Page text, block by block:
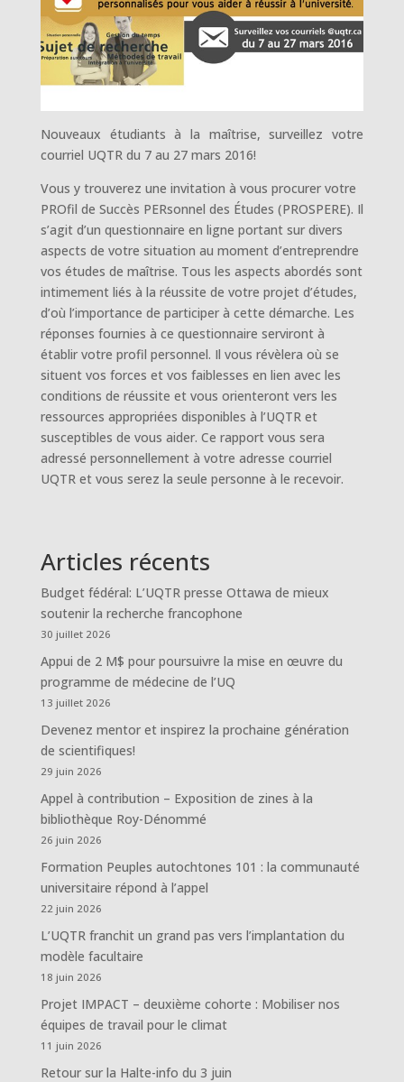
Nouveaux étudiants à la maîtrise, surveillez votre
courriel UQTR du 7 au 27 mars 2016!
Vous y trouverez une invitation à vous procurer votre
PROfil de Succès PERsonnel des Études (PROSPERE). Il
s’agit d’un questionnaire en ligne portant sur divers
aspects de votre situation au moment d’entreprendre
vos études de maîtrise. Tous les aspects abordés sont
intimement liés à la réussite de votre projet d’études,
d’où l’importance de participer à cette démarche. Les
réponses fournies à ce questionnaire serviront à
établir votre profil personnel. Il vous révèlera où se
situent vos forces et vos faiblesses en lien avec les
conditions de réussite et vous orienteront vers les
ressources appropriées disponibles à l’UQTR et
susceptibles de vous aider. Ce rapport vous sera
adressé personnellement à votre adresse courriel
UQTR et vous serez la seule personne à le recevoir.
Articles récents
Budget fédéral: L’UQTR presse Ottawa de mieux
soutenir la recherche francophone
30 juillet 2026
Appui de 2 M$ pour poursuivre la mise en œuvre du
programme de médecine de l’UQ
13 juillet 2026
Devenez mentor et inspirez la prochaine génération
de scientifiques!
29 juin 2026
Appel à contribution – Exposition de zines à la
bibliothèque Roy-Dénommé
26 juin 2026
Formation Peuples autochtones 101 : la communauté
universitaire répond à l’appel
22 juin 2026
L’UQTR franchit un grand pas vers l’implantation du
modèle facultaire
18 juin 2026
Projet IMPACT – deuxième cohorte : Mobiliser nos
équipes de travail pour le climat
11 juin 2026
Retour sur la Halte-info du 3 juin